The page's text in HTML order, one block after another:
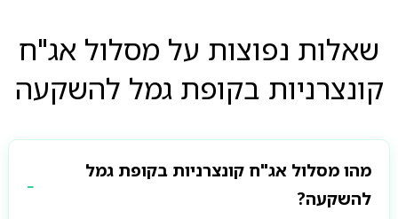
שאלות נפוצות על מסלול אג"ח
קונצרניות בקופת גמל להשקעה
מהו מסלול אג"ח קונצרניות בקופת גמל
להשקעה?